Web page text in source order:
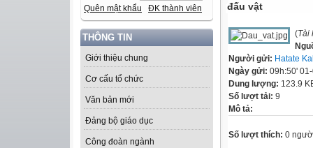
Quên mật khẩu ĐK thành viên
THÔNG TIN
Giới thiệu chung
Cơ cấu tổ chức
Văn bản mới
Đảng bộ giáo dục
Công đoàn ngành
đấu vật
(Tài
Người gửi: Hatate
Ngày gửi: 09h:50'
Dung lượng: 123.9
Số lượt tải: 9
Mô tả:
Số lượt thích: 0